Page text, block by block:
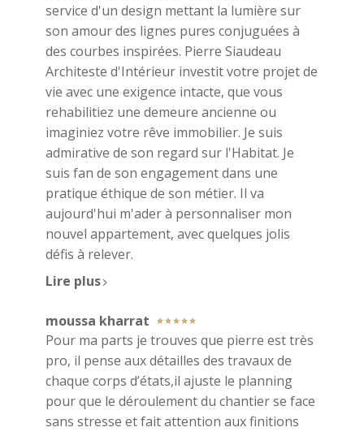
service d'un design mettant la lumière sur
son amour des lignes pures conjuguées à
des courbes inspirées. Pierre Siaudeau
Architeste d'Intérieur investit votre projet de
vie avec une exigence intacte, que vous
rehabilitiez une demeure ancienne ou
imaginiez votre rêve immobilier. Je suis
admirative de son regard sur l'Habitat. Je
suis fan de son engagement dans une
pratique éthique de son métier. Il va
aujourd'hui m'ader à personnaliser mon
nouvel appartement, avec quelques jolis
défis à relever.
Lire plus
moussa kharrat
Pour ma parts je trouves que pierre est très
pro, il pense aux détailles des travaux de
chaque corps d’états,il ajuste le planning
pour que le déroulement du chantier se face
sans stresse et fait attention aux finitions